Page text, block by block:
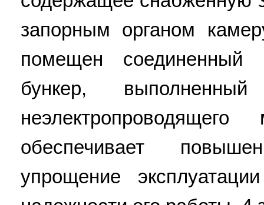
запорным органом
помещен соединенный
бункер,
обеспечивает
упрощение